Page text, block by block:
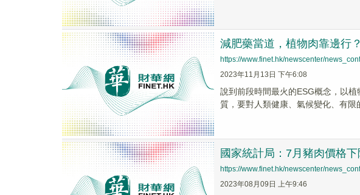
減肥藥當道，植物肉靠邊行？
https://www.finet.hk/newscenter/
2023年11月13日 下午6:08
說到前段時間最火的ESG概念，以
質，要對人類健康、氣候變化、有限
國家統計局：7月豬肉價格
https://www.finet.hk/newscenter/
2023年08月09日 上午9:46